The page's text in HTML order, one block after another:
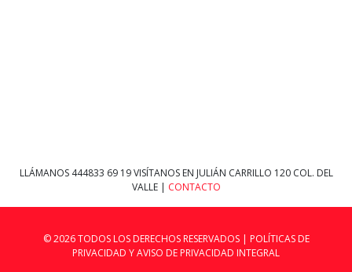
LLÁMANOS 444833 69 19VISÍTANOS EN JULIÁN CARRILLO 120 COL. DEL
VALLE | CONTACTO
© 2026 TODOS LOS DERECHOS RESERVADOS | POLÍTICAS DE
PRIVACIDAD Y AVISO DE PRIVACIDAD INTEGRAL